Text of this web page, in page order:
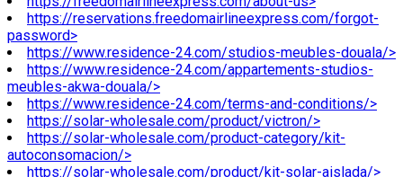
https://reservations.freedomairlineexpress.com/forgot-
password>
https://www.residence-24.com/studios-meubles-douala/>
https://www.residence-24.com/appartements-studios-
meubles-akwa-douala/>
https://www.residence-24.com/terms-and-conditions/>
https://solar-wholesale.com/product/victron/>
https://solar-wholesale.com/product-category/kit-
autoconsomacion/>
https://solar-wholesale.com/product/kit-solar-aislada/>